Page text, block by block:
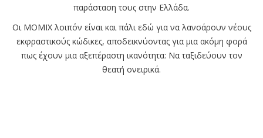
παράσταση τους στην Ελλάδα.
Οι MOMIX λοιπόν είναι και πάλι εδώ για να λανσάρουν νέους
εκφραστικούς κώδικες, αποδεικνύοντας για μια ακόμη φορά
πως έχουν μια αξεπέραστη ικανότητα: Να ταξιδεύουν τον
θεατή ονειρικά.